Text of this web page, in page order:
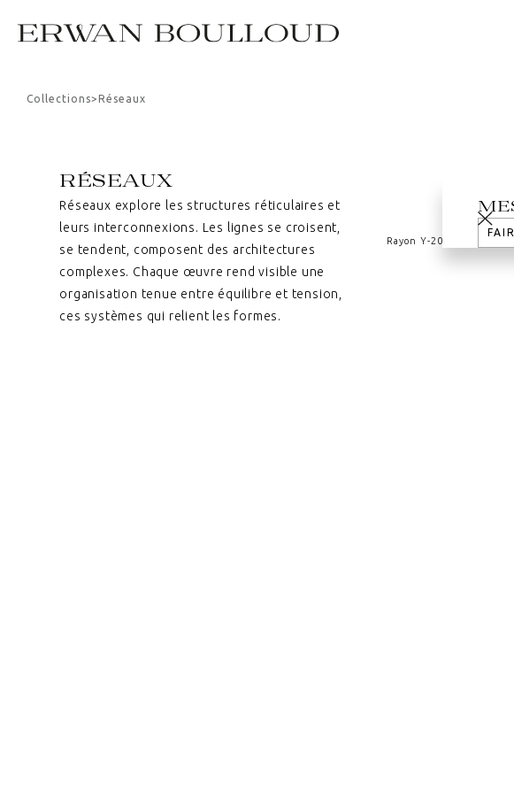
Collections> Réseaux
RÉSEAUX
Réseaux explore les structures réticulaires et
leurs interconnexions. Les lignes se croisent,
se tendent, composent des architectures
complexes. Chaque œuvre rend visible une
organisation tenue entre équilibre et tension,
ces systèmes qui relient les formes.
Rayon Y-2018